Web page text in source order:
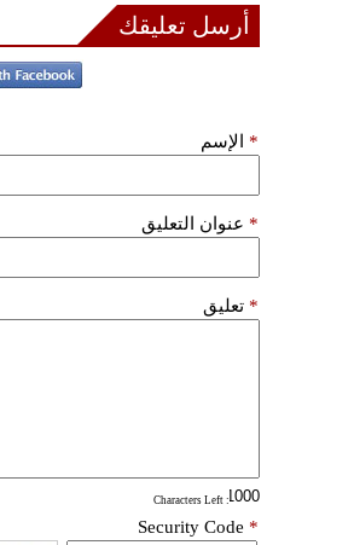
أرسل تعليقك
الإسم *
عنوان التعليق *
تعليق *
: Characters Left
Security Code *